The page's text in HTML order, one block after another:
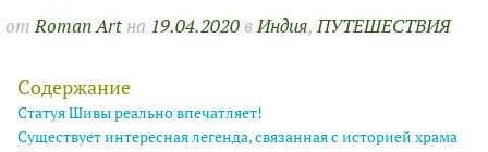
отRoman Art на 19.04.2020 вИндия,ПУТЕШЕСТВИЯ
Содержание
Статуя Шивы реально впечатляет!
Существует интересная легенда, связанная с историей храма